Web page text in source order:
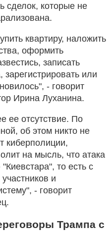
сделок, которые не
квартиру, наложить
оформить
записать
или
- говорит
Ирина Луханина.
ее отсутствие. По
об этом никто не
киберполиции,
на мысль, что атака
то есть с
и
- говорит
Трампа с